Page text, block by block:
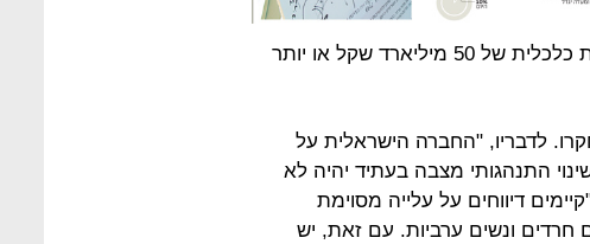
את שיעורי ההשתתפות בעבודה ולייצר תועלת כלכלית של 50 מיליארד שקל או יותר
לדבריו, "החברה הישראלית על
התנהגותי מצבה בעתיד יהיה לא
דיווחים על עלייה מסוימת
חרדים ונשים ערביות. עם זאת, יש